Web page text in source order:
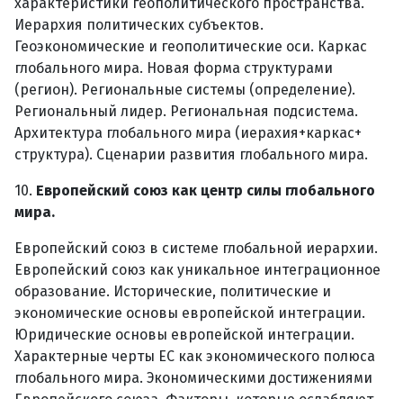
Иерархия политических субъектов.
Геоэкономические и геополитические оси. Каркас
глобального мира. Новая форма структурами
(регион). Региональные системы (определение).
Региональный лидер. Региональная подсистема.
Архитектура глобального мира (иерахия+каркас+
структура). Сценарии развития глобального мира.
10. Европейский союз как центр силы глобального
мира.
Европейский союз в системе глобальной иерархии.
Европейский союз как уникальное интеграционное
образование. Исторические, политические и
экономические основы европейской интеграции.
Юридические основы европейской интеграции.
Характерные черты ЕС как экономического полюса
глобального мира. Экономическими достижениями